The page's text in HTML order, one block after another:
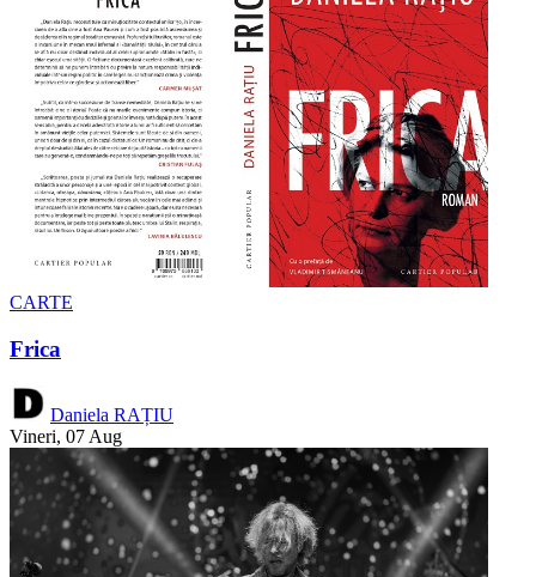
CARTE
Frica
Daniela RAȚIU
Vineri, 07 Aug